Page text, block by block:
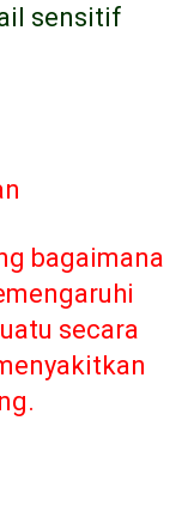
sensitif
bagaimana
secara